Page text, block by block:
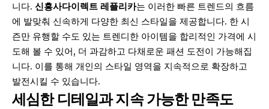
니다. 신흥사다이렉트 레플리카는 이러한 빠른 트렌드의 흐름
에 발맞춰 신속하게 다양한 최신 스타일을 제공합니다. 한 시
즌만 유행할 수도 있는 트렌디한 아이템을 합리적인 가격에 시
도해 볼 수 있어, 더 과감하고 다채로운 패션 도전이 가능해집
니다. 이를 통해 개인의 스타일 영역을 지속적으로 확장하고
발전시킬 수 있습니다.
세심한 디테일과 지속 가능한 만족도